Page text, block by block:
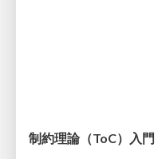
制約理論（ToC）入